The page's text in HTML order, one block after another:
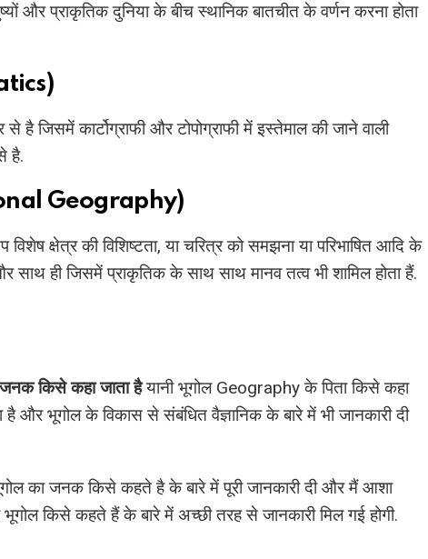
और प्राकृतिक दुनिया के बीच स्थानिक बातचीत के वर्णन करना होता
है जिसमें कार्टोग्राफी और टोपोग्राफी में इस्तेमाल की जाने वाली
है.
Geography)
क्षेत्र की विशिष्टता, या चरित्र को समझना या परिभाषित आदि के
साथ ही जिसमें प्राकृतिक के साथ साथ मानव तत्व भी शामिल होता हैं.
किसे कहा जाता हैयानी भूगोल Geography के पिता किसे कहा
है और भूगोल के विकास से संबंधित वैज्ञानिक के बारे में भी जानकारी दी
का जनक किसे कहते है के बारे में पूरी जानकारी दी और मैं आशा
किसे कहते हैं के बारे में अच्छी तरह से जानकारी मिल गई होगी.